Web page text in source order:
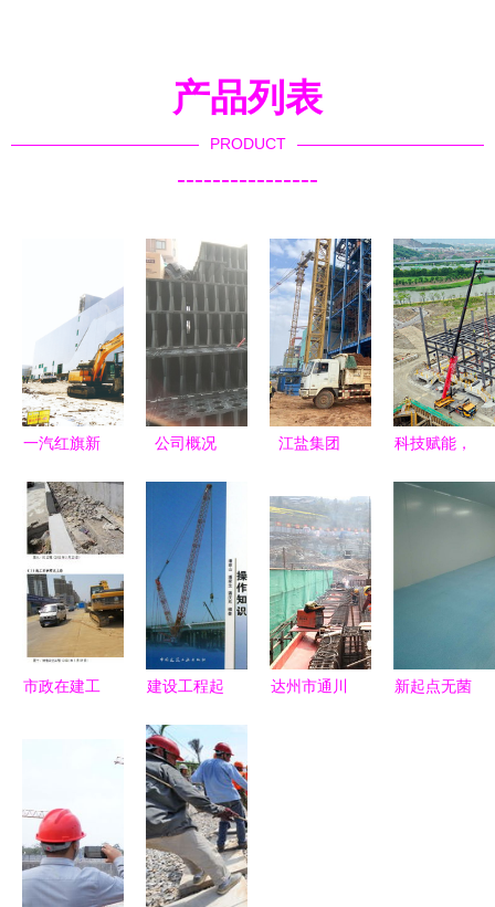
产品列表
PRODUCT
----------------
一汽红旗新
厂项目加速
冲刺，预计
十月竣工投
产
公司概况
程施工领
域，铸就卓
越品质与信
赖
江盐集团
设，激活发
展引擎，筑
牢建设工程
施工基石
科技赋能，
——新科技
波首座220
建设纪实
市政在建工
（第三期）
建设工程起
安全与效率
的基石
达州市通川
新起点无菌